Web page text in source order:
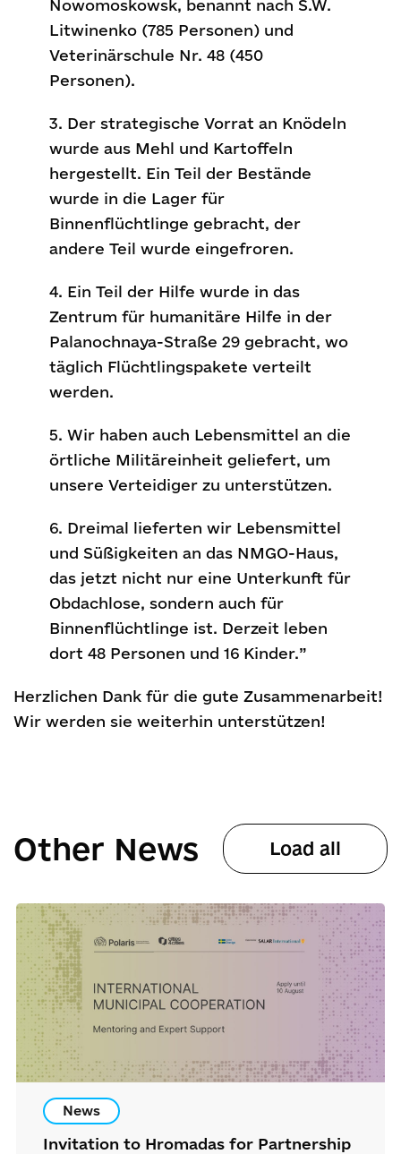
Nowomoskowsk, benannt nach S.W.
Litwinenko (785 Personen) und
Veterinärschule Nr. 48 (450
Personen).
3. Der strategische Vorrat an Knödeln
wurde aus Mehl und Kartoffeln
hergestellt. Ein Teil der Bestände
wurde in die Lager für
Binnenflüchtlinge gebracht, der
andere Teil wurde eingefroren.
4. Ein Teil der Hilfe wurde in das
Zentrum für humanitäre Hilfe in der
Palanochnaya-Straße 29 gebracht, wo
täglich Flüchtlingspakete verteilt
werden.
5. Wir haben auch Lebensmittel an die
örtliche Militäreinheit geliefert, um
unsere Verteidiger zu unterstützen.
6. Dreimal lieferten wir Lebensmittel
und Süßigkeiten an das NMGO-Haus,
das jetzt nicht nur eine Unterkunft für
Obdachlose, sondern auch für
Binnenflüchtlinge ist. Derzeit leben
dort 48 Personen und 16 Kinder.”
Herzlichen Dank für die gute Zusammenarbeit!
Wir werden sie weiterhin unterstützen!
Other News Load all
News
Invitation to Hromadas for Partnership